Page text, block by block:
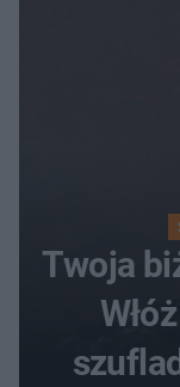
Twoja